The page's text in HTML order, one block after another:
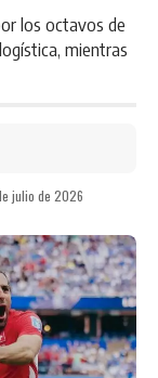
los octavos de
mientras
julio de 2026